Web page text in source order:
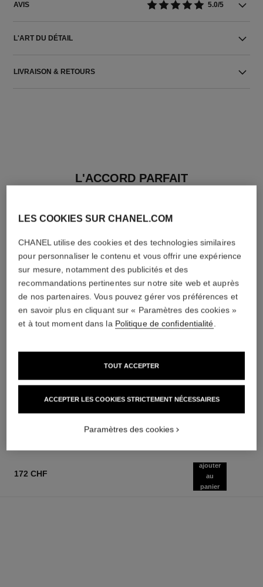
AVIS 5.0/5
L'ART DU DÉTAIL
LIVRAISON & RETOURS
L'ACCORD PARFAIT
Lotion Après Rasage
Réf. 123270
91 chf
AJOUTER AU PANIER
Gel Douche
Réf. 123730
58 chf
AJOUTER AU PANIER
172 CHF
ajouter
au
panier
LES COOKIES SUR CHANEL.COM
CHANEL utilise des cookies et des technologies similaires
pour personnaliser le contenu et vous offrir une expérience
sur mesure, notamment des publicités et des
recommandations pertinentes sur notre site web et auprès
de nos partenaires. Vous pouvez gérer vos préférences et
en savoir plus en cliquant sur « Paramètres des cookies »
et à tout moment dans la Politique de confidentialité.
ACCEPTER LES COOKIES STRICTEMENT NÉCESSAIRES
TOUT ACCEPTER
Paramètres des cookies